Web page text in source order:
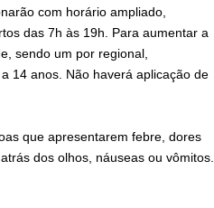
com horário ampliado,
das 7h às 19h. Para aumentar a
sendo um por regional,
14 anos. Não haverá aplicação de
que apresentarem febre, dores
dos olhos, náuseas ou vômitos.